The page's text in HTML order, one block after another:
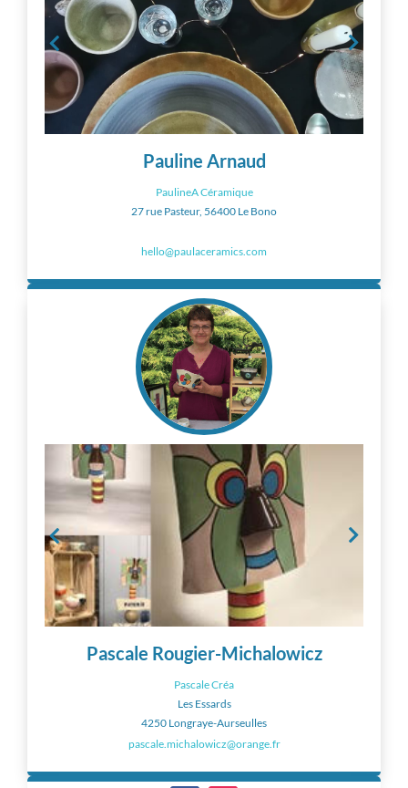
Pauline Arnaud
PaulineA Céramique
27 rue Pasteur, 56400 Le Bono
hello@paulaceramics.com
Pascale Rougier-Michalowicz
Pascale Créa
Les Essards
4250 Longraye-Aurseulles
pascale.michalowicz@orange.fr